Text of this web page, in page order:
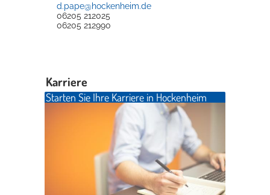
Spaß unter prickelnden Wasserfällen, das rauschende Meer im
Wellenbecken oder doch lieber die pure Entspannung auf der
Sprudelliege im Solebecken?
d.pape@hockenheim.de
06205 212025
06205 212990
Karriere
Starten Sie Ihre Karriere in Hockenheim